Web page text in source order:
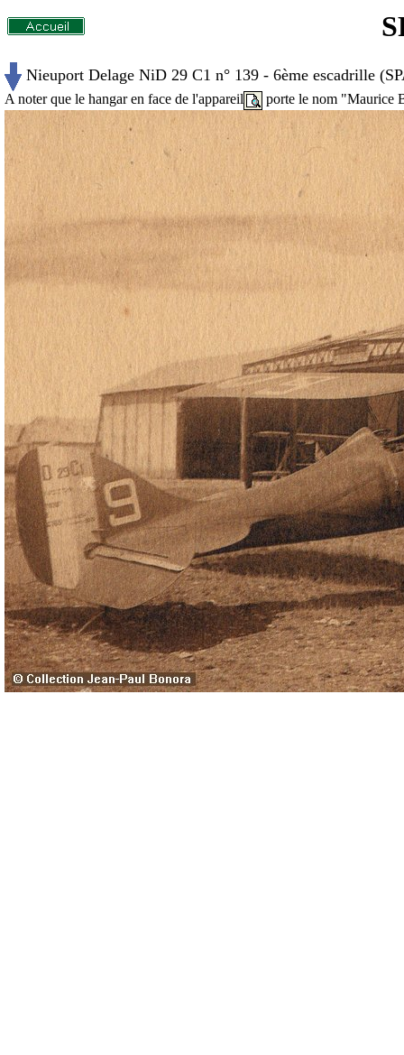
Nieuport Delage NiD 29 C1 n° 139 - 6ème escadrille
A noter que le hangar en face de l'appareil porte le nom "Maurice